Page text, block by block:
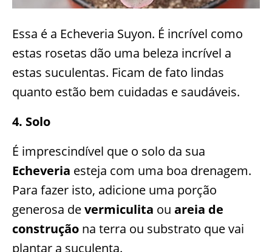
Essa é a Echeveria Suyon. É incrível como
estas rosetas dão uma beleza incrível a
estas suculentas. Ficam de fato lindas
quanto estão bem cuidadas e saudáveis.
4. Solo
É imprescindível que o solo da sua
Echeveria esteja com uma boa drenagem.
Para fazer isto, adicione uma porção
generosa devermiculita ou areia de
construção na terra ou substrato que vai
plantar a suculenta.